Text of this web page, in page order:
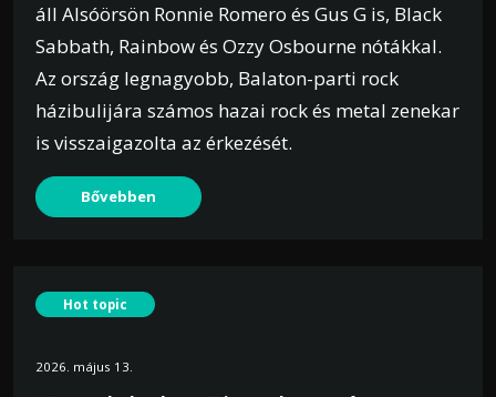
áll Alsóörsön Ronnie Romero és Gus G is, Black
Sabbath, Rainbow és Ozzy Osbourne nótákkal.
Az ország legnagyobb, Balaton-parti rock
házibulijára számos hazai rock és metal zenekar
is visszaigazolta az érkezését.
Bővebben
Hot topic
2026. május 13.